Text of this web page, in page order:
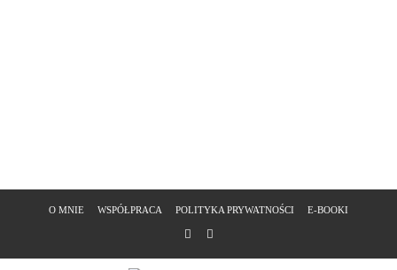
O MNIE WSPÓŁPRACA POLITYKA PRYWATNOŚCI E-BOOKI